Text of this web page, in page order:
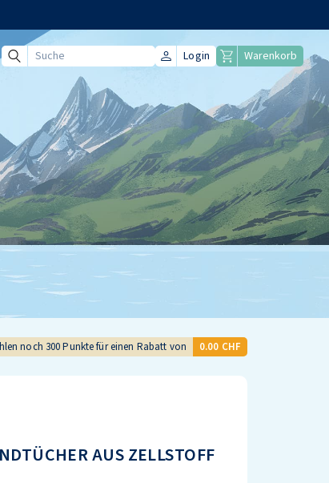
Suche Login Warenkorb
noch 300Punkte für einen Rabatt von 0.00 CHF
AUS ZELLSTOFF